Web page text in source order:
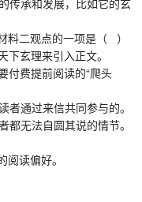
二观点的一项是（ ）
玄理来引入正文。
费提前阅读的“爬头
通过来信共同参与的。
无法自圆其说的情节。
读偏好。